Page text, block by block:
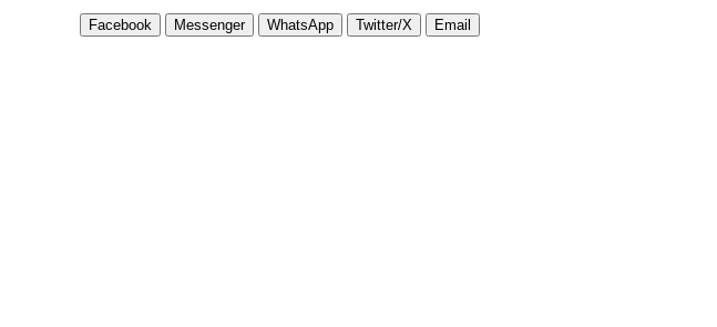
Facebook Messenger WhatsApp Twitter/X Email